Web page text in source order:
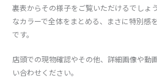
裏表からその様子をご覧いただけるでしょ
なカラーで全体をまとめる、まさに特別感
です。
店頭での現物確認やその他、詳細画像や動
い合わせください。